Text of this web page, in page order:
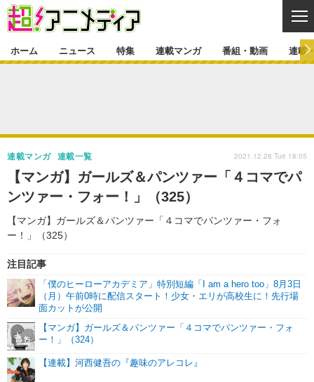
ゲーム・アプリ マンガ
グッズ
声優 コスプレ
特集一覧 カバー
ラキりす
連載マンガ
連載マンガ一覧 連載一覧
番組・動画
番組・動画一覧
動画
連載・ブログ
連載・ブログ一覧 コラム
ホーム ニュース 特集 連載マンガ 番組・動画 連載
【マンガ】ガールズ＆パンツァー「４コマでパ
ンツァー・フォー！」（325）
【マンガ】ガールズ＆パンツァー「４コマでパンツァー・フォ
ー！」（325）
連載マンガ 連載一覧
注目記事
「僕のヒーローアカデミア」特別短編「I am a hero too」8月3日
（月）午前0時に配信スタート！少女・エリが高校生に！先行場
面カットが公開
【マンガ】ガールズ＆パンツァー「４コマでパンツァー・フォ
ー！」（324）
【連載】河西健吾の『趣味のアレコレ』
2021.12.28 Tue 18:05